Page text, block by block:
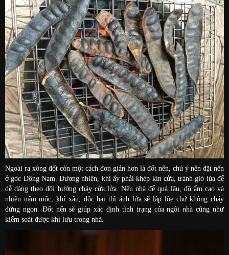
Ngoài ra xông đốt còn một cách đơn giản hơn là đốt nến, chú ý nên đặt nến
ở góc Đông Nam. Đương nhiên, khi ấy phải khép kín cửa, tránh gió lùa để
dễ dàng theo dõi hướng cháy cửa lửa. Nếu nhà để quá lâu, độ ẩm cao và
nhiều nấm mốc, khí xấu, độc hại thì ánh lửa sẽ lập lòe chứ không cháy
đứng ngọn. Đốt nến sẽ giúp xác định tình trạng của ngôi nhà cũng như
kiểm soát được khí lưu trong nhà.